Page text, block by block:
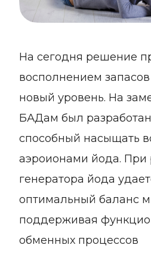
На сегодня решение
восполнением
новый уровень. На
БАДам был
способный насыщать
аэроионами йода. При
генератора йода
оптимальный баланс
поддерживая
обменных процессов